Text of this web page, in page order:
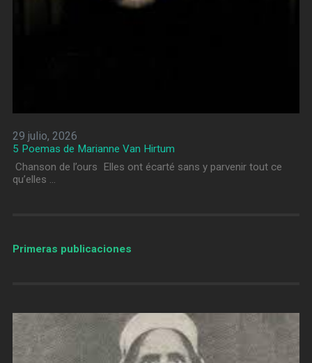
29 julio, 2026
5 Poemas de Marianne Van Hirtum
Chanson de l’ours Elles ont écarté sans y parvenir tout ce
qu’elles …
Primeras publicaciones